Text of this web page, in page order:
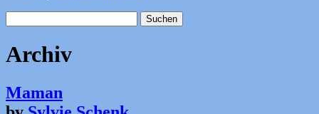
nach:
Archiv
Maman